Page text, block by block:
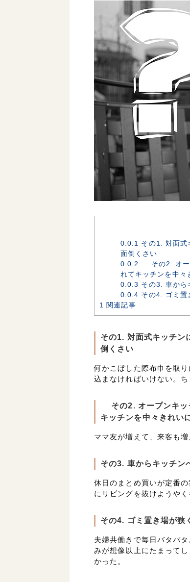
0.0.1 その1. 対面式
面倒くさい
0.0.2
その2. オー
れてキッチンを中々
0.0.3 その3. 車から
0.0.4 その4. ゴミ置
1 関連記事
その1. 対面式キッチン
倒くさい
何かこぼした際布巾を取
込まなければいけない。
その2. オープンキッ
キッチンを中々きれい
ママ友が増えて、来客も
その3. 車からキッチン
休日のまとめ買いが定番
にリビングを抜けようや
その4. ゴミ置き場が狭
夫婦共働きで毎日バタバ
みが想像以上にたまって
かった。